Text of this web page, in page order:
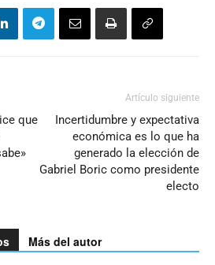
que
Artículo siguiente
Incertidumbre y expectativa
económica es lo que ha
generado la elección de
Gabriel Boric como presidente
electo
Más del autor